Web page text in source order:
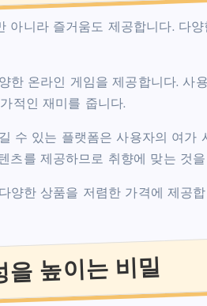
아니라 즐거움도 제공합니다. 다
한 온라인 게임을 제공합니다. 사
적인 재미를 줍니다.
수 있는 플랫폼은 사용자의 여가
츠를 제공하므로 취향에 맞는 것
양한 상품을 저렴한 가격에 제공
높이는 비밀